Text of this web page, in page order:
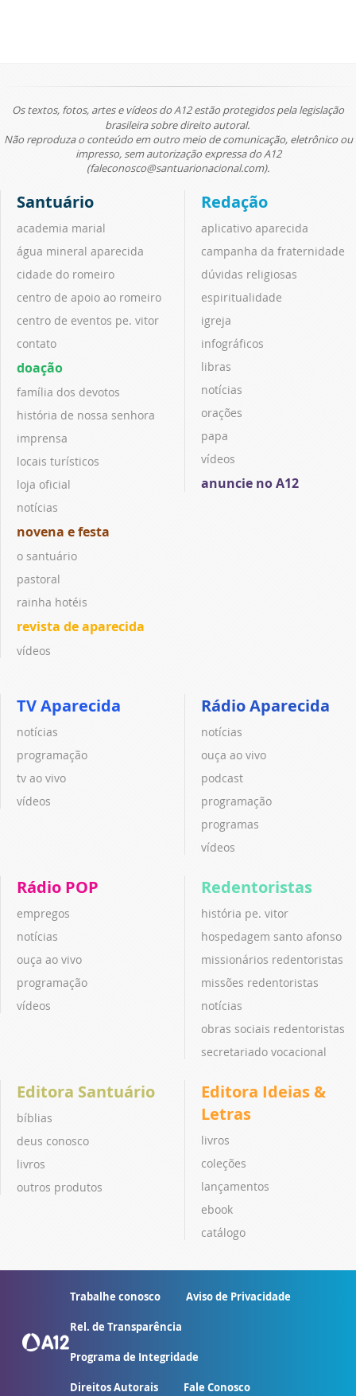
Os textos, fotos, artes e vídeos do A12 estão protegidos pela legislação
brasileira sobre direito autoral.
Não reproduza o conteúdo em outro meio de comunicação, eletrônico ou
impresso, sem autorização expressa do A12
(faleconosco@santuarionacional.com).
Santuário
academia marial
água mineral aparecida
cidade do romeiro
centro de apoio ao romeiro
centro de eventos pe. vitor
contato
doação
família dos devotos
história de nossa senhora
imprensa
locais turísticos
loja oficial
notícias
novena e festa
o santuário
pastoral
rainha hotéis
revista de aparecida
vídeos
Redação
aplicativo aparecida
campanha da fraternidade
dúvidas religiosas
espiritualidade
igreja
infográficos
libras
notícias
orações
papa
vídeos
anuncie no A12
TV Aparecida
notícias
programação
tv ao vivo
vídeos
Rádio Aparecida
notícias
ouça ao vivo
podcast
programação
programas
vídeos
Rádio POP
empregos
notícias
ouça ao vivo
programação
vídeos
Redentoristas
história pe. vitor
hospedagem santo afonso
missionários redentoristas
missões redentoristas
notícias
obras sociais redentoristas
secretariado vocacional
Editora Santuário
bíblias
deus conosco
livros
outros produtos
Editora Ideias &
Letras
livros
coleções
lançamentos
ebook
catálogo
Trabalhe conosco Aviso de Privacidade
Rel. de Transparência
Programa de Integridade
Direitos Autorais Fale Conosco